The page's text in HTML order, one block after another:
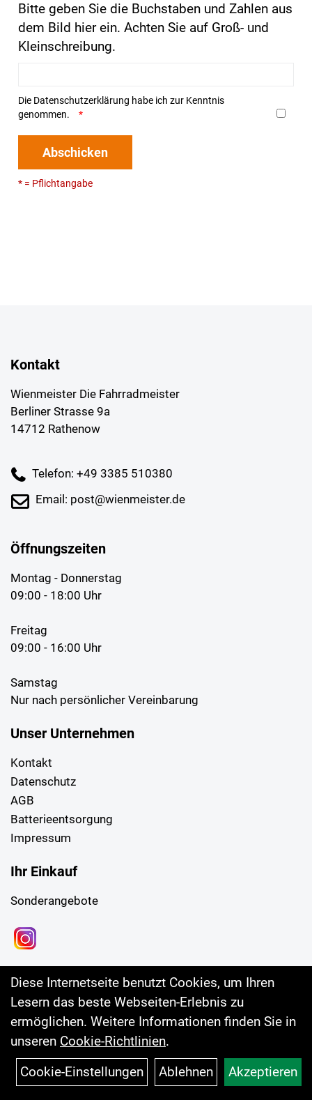
Bitte geben Sie die Buchstaben und Zahlen aus
dem Bild hier ein. Achten Sie auf Groß- und
Kleinschreibung.
Die Datenschutzerklärung habe ich zur Kenntnis
genommen.
Abschicken
* = Pflichtangabe
Kontakt
Wienmeister Die Fahrradmeister
Berliner Strasse 9a
14712 Rathenow
Telefon: +49 3385 510380
Email: post@wienmeister.de
Öffnungszeiten
Montag - Donnerstag
09:00 - 18:00 Uhr
Freitag
09:00 - 16:00 Uhr
Samstag
Nur nach persönlicher Vereinbarung
Unser Unternehmen
Kontakt
Datenschutz
AGB
Batterieentsorgung
Impressum
Ihr Einkauf
Sonderangebote
Diese Internetseite benutzt Cookies, um Ihren
Lesern das beste Webseiten-Erlebnis zu
ermöglichen. Weitere Informationen finden Sie in
unseren Cookie-Richtlinien.
Cookie-Einstellungen
Ablehnen Akzeptieren